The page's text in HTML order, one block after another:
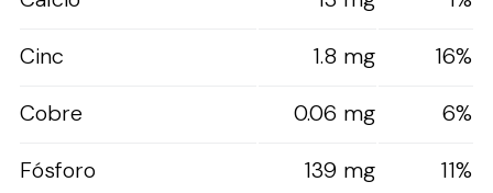
Cinc
1.8 mg
16%
Cobre
0.06 mg
6%
Fósforo
139 mg
11%